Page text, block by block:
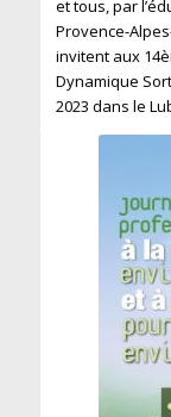
et tous, par
Provence-
invitent aux
Dynamique
2023 dans le